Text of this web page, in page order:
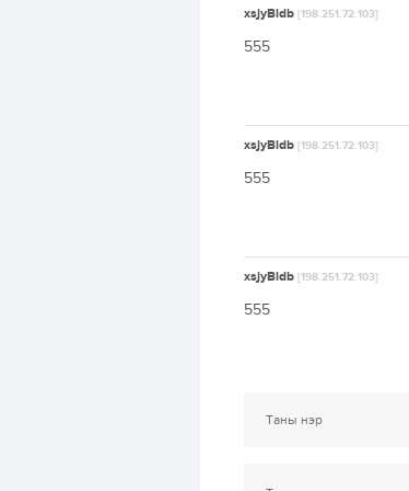
xsjyBldb [198.251.72.103]
555
xsjyBldb [198.251.72.103]
555
xsjyBldb [198.251.72.103]
555